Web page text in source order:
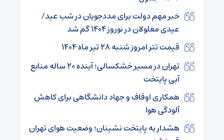
خبر مهم دولت برای مددجویان در شب عید/
عیدی معلولان در نوروز ۱۴۰۴ گم شد
قیمت تتر امروز شنبه ۲۸ تیر ماه ۱۴۰۴
تهران در مسیر خشکسالی؛ آینده ۲۰ ساله منابع
آبی پایتخت
همکاری اوقاف و جهاد دانشگاهی برای کاهش
آلودگی هوا
هشدار به پایتخت نشینان؛ وضعیت هوای تهران